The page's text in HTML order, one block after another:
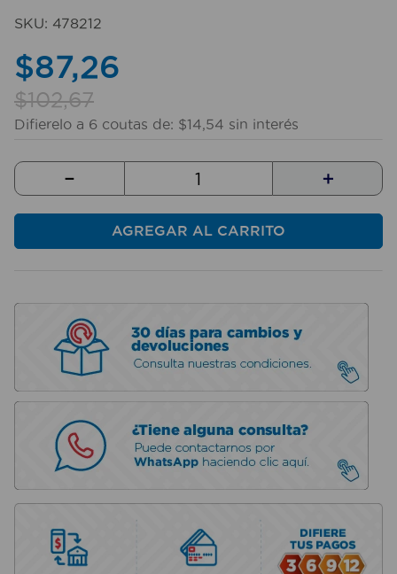
SKU: 478212
$87,26
$102,67
Difierelo a 6 coutas de: $14,54 sin interés
＋
－
AGREGAR AL CARRITO
10. taladro